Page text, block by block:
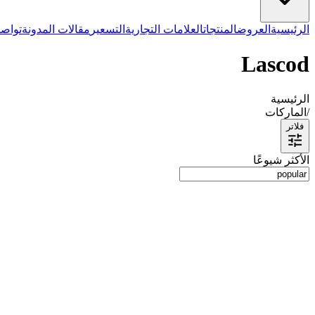
الرئيسية العروضالمنتجاتالعلامات التجارية التسعير مقالات المدونة
Lascod
الرئيسية
/ الماركات
فلاتر
الأكثر شيوعًا